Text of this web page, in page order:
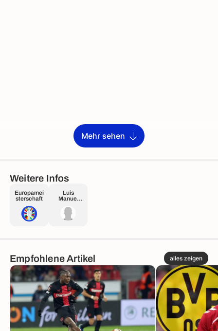
Mehr sehen
Weitere Infos
Europamei
sterschaft
Luis
Manuel
Béjar
Empfohlene Artikel alles zeigen